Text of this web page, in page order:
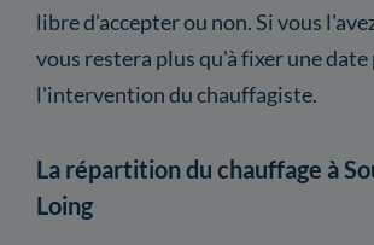
libre d'accepter ou non. Si vous
vous restera plus qu'à fixer une
l'intervention du chauffagiste.
La répartition du chauffage à
Loing